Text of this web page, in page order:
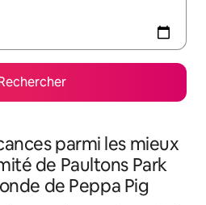
parmi les mieux
de Paultons Park
de Peppa Pig